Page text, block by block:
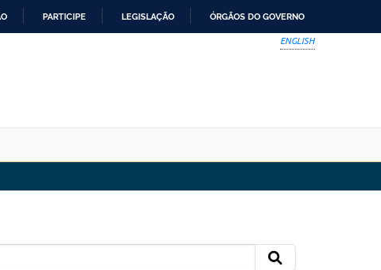
PARTICIPE LEGISLAÇÃO ÓRGÃOS DO GOVERNO
ENGLISH